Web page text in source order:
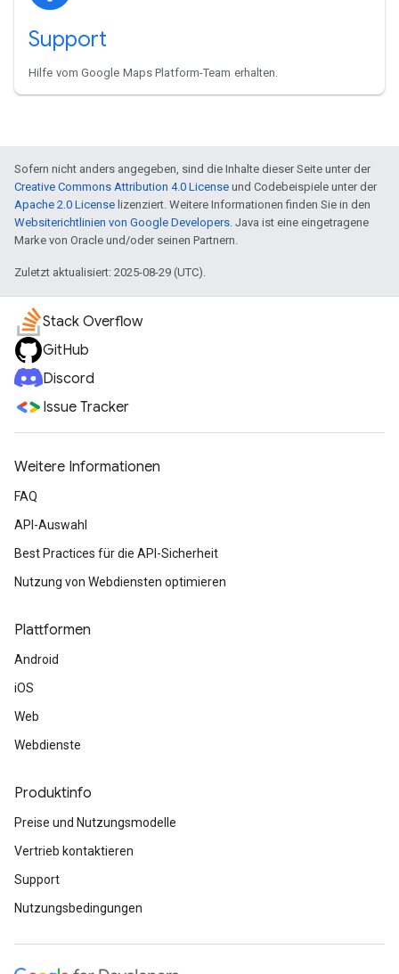
Support
Hilfe vom Google Maps Platform-Team erhalten.
Sofern nicht anders angegeben, sind die Inhalte dieser Seite unter der
Creative Commons Attribution 4.0 License und Codebeispiele unter der
Apache 2.0 License lizenziert. Weitere Informationen finden Sie in den
Websiterichtlinien von Google Developers . Java ist eine eingetragene
Marke von Oracle und/oder seinen Partnern.
Zuletzt aktualisiert: 2025-08-29 (UTC).
Stack Overflow
GitHub
Discord
Issue Tracker
Weitere Informationen
FAQ
API-Auswahl
Best Practices für die API-Sicherheit
Nutzung von Webdiensten optimieren
Plattformen
Android
iOS
Web
Webdienste
Produktinfo
Preise und Nutzungsmodelle
Vertrieb kontaktieren
Support
Nutzungsbedingungen